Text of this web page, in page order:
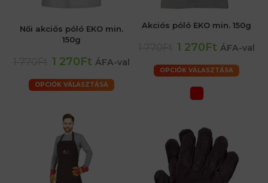
Női akciós póló EKO min.
150g
1 270Ft ÁFA-val
OPCIÓK VÁLASZTÁSA
Akciós póló EKO min. 150g
1 270Ft ÁFA-val
OPCIÓK VÁLASZTÁSA